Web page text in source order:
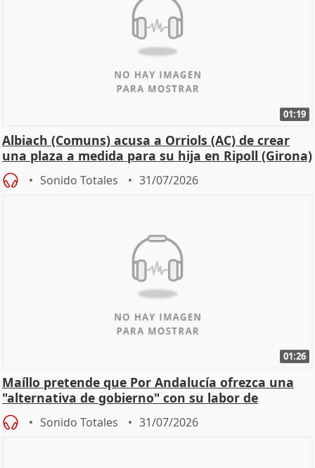
01:19
Albiach (Comuns) acusa a Orriols (AC) de crear
una plaza a medida para su hija en Ripoll (Girona)
Sonido Totales 31/07/2026
01:26
Maíllo pretende que Por Andalucía ofrezca una
"alternativa de gobierno" con su labor de
oposición
Sonido Totales 31/07/2026